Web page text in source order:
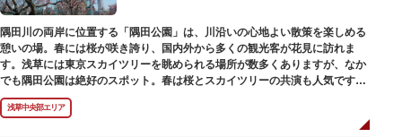
隅田川の両岸に位置する「隅田公園」は、川沿いの心地よい散策を楽しめる
憩いの場。春には桜が咲き誇り、国内外から多くの観光客が花見に訪れま
す。浅草には東京スカイツリーを眺められる場所が数多くありますが、なか
でも隅田公園は絶好のスポット。春は桜とスカイツリーの共演も人気です。
川沿いにある「隅田公園オープンカフェ」は、店舗の一部を屋外にした開放
的なカフェ・レストラン。綺麗な景色を眺めながら、コーヒー片手にのんび
りと過ごしても良いですね。また、クジラの滑り台が目印の「遊具広場」は
浅草中央部エリア